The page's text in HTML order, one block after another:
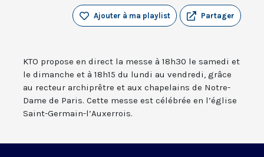
Partager
Ajouter à ma playlist
KTO propose en direct la messe à 18h30 le samedi et
le dimanche et à 18h15 du lundi au vendredi, grâce
au recteur archiprêtre et aux chapelains de Notre-
Dame de Paris. Cette messe est célébrée en l’église
Saint-Germain-l’Auxerrois.